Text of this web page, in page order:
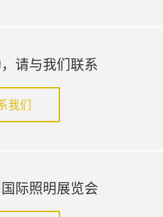
请与我们联系
我们
际照明展览会